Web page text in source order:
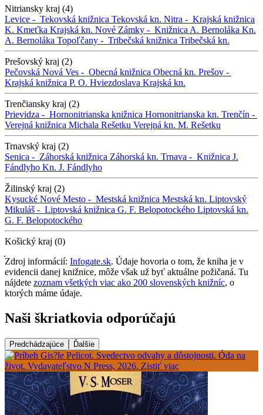
Nitriansky kraj (4)
Levice - Tekovská knižnica Tekovská kn. Nitra - Krajská knižnica
K. Kmeťka Krajská kn. Nové Zámky - Knižnica A. Bernoláka Kn.
A. Bernoláka Topoľčany - Tribečská knižnica Tribečská kn.
Prešovský kraj (2)
Pečovská Nová Ves - Obecná knižnica Obecná kn. Prešov -
Krajská knižnica P. O. Hviezdoslava Krajská kn.
Trenčiansky kraj (2)
Prievidza - Hornonitrianska knižnica Hornonitrianska kn. Trenčín -
Verejná knižnica Michala Rešetku Verejná kn. M. Rešetku
Trnavský kraj (2)
Senica - Záhorská knižnica Záhorská kn. Trnava - Knižnica J.
Fándlyho Kn. J. Fándlyho
Žilinský kraj (2)
Kysucké Nové Mesto - Mestská knižnica Mestská kn. Liptovský
Mikuláš - Liptovská knižnica G. F. Belopotockého Liptovská kn.
G. F. Belopotockého
Košický kraj (0)
Zdroj informácií: Infogate.sk. Údaje hovoria o tom, že kniha je v
evidencii danej knižnice, môže však už byť aktuálne požičaná. Tu
nájdete zoznam všetkých viac ako 200 slovenských knižníc, o
ktorých máme údaje.
Naši škriatkovia odporúčajú
Predchádzajúce Ďalšie